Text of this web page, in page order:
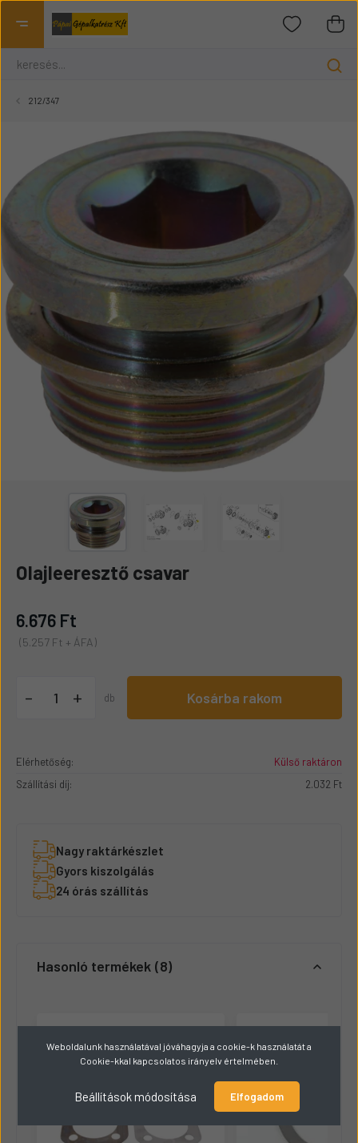
212/347
Olajleeresztő csavar
6.676 Ft
(5.257 Ft + ÁFA)
- + db Kosárba rakom
Elérhetőség:
Külső raktáron
Szállítási díj:
2.032 Ft
Nagy raktárkészlet
Gyors kiszolgálás
24 órás szállítás
Hasonló termékek 8
Weboldalunk használatával jóváhagyja a cookie-k használatát a
Cookie-kkal kapcsolatos irányelv értelmében.
Beállítások módosítása Elfogadom